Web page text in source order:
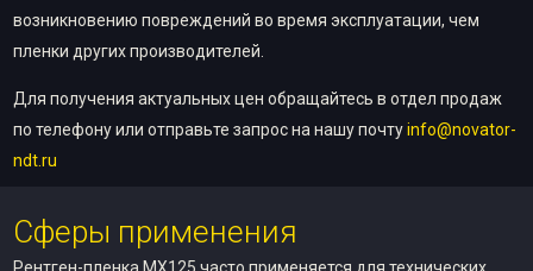
возникновению повреждений во время эксплуатации, чем
пленки других производителей.
Для получения актуальных цен обращайтесь в отдел продаж
по телефону или отправьте запрос на нашу почтуinfo@novator-
ndt.ru
Сферы применения